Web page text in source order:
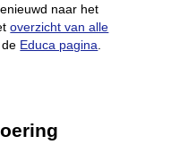
naar het
overzicht van alle
Educa pagina.